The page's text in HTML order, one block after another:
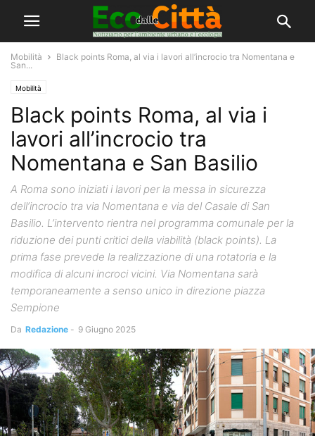
Mobilità
Black points Roma, al via i lavori all’incrocio tra Nomentana e
San...
Mobilità
Black points Roma, al via i
lavori all’incrocio tra
Nomentana e San Basilio
A Roma sono iniziati i lavori per la messa in sicurezza
dell’incrocio tra via Nomentana e via del Casale di San
Basilio. L’intervento rientra nel programma comunale per la
riduzione dei punti critici della viabilità (black points). La
prima fase prevede la realizzazione di una rotatoria e la
modifica di alcuni incroci vicini. Via Nomentana sarà
temporaneamente a senso unico in direzione piazza
Sempione
Da Redazione - 9 Giugno 2025